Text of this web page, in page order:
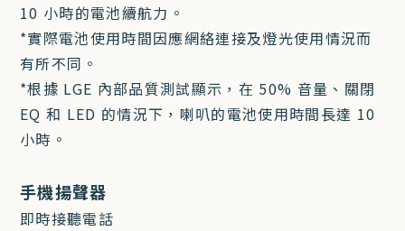
10 小時的電池續航力。
*實際電池使用時間因應網絡連接及燈光使用情況而
有所不同。
*根據 LGE 內部品質測試顯示，在 50% 音量、關閉
EQ 和 LED 的情況下，喇叭的電池使用時間長達 ​​10
小時。
手機揚聲器
即時接聽電話